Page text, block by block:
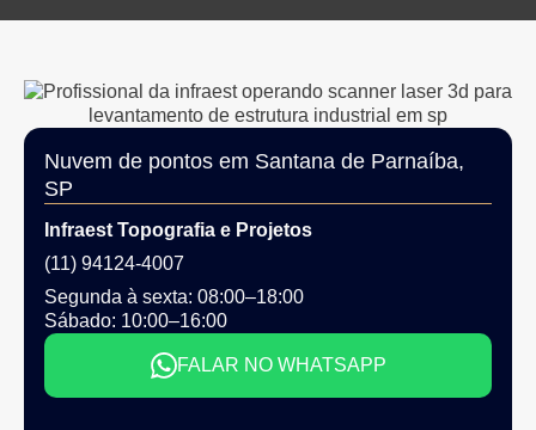
Nuvem de pontos em Santana de Parnaíba,
SP
Infraest Topografia e Projetos
(11) 94124-4007
Segunda à sexta: 08:00–18:00
Sábado: 10:00–16:00
FALAR NO WHATSAPP